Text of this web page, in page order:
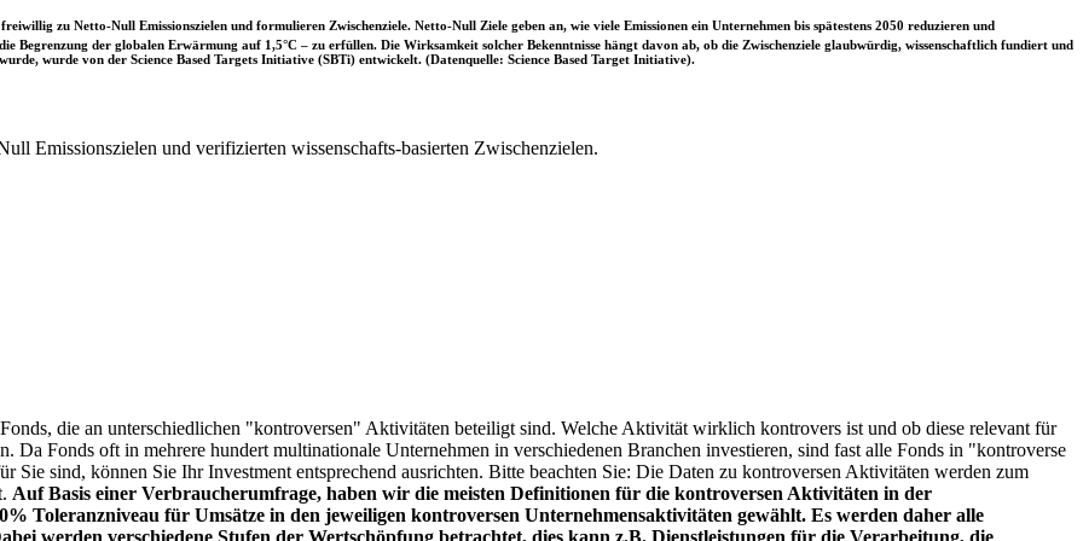
zu Netto-Null Emissionszielen und formulieren Zwischenziele. Netto-Null Ziele geben an, wie viele Emissionen ein Unternehmen bis spätestens 2050 reduzieren und
Begrenzung der globalen Erwärmung auf 1,5°C – zu erfüllen. Die Wirksamkeit solcher Bekenntnisse hängt davon ab, ob die Zwischenziele glaubwürdig, wissenschaftlich fundiert und
wurde von der Science Based Targets Initiative (SBTi) entwickelt. (Datenquelle: Science Based Target Initiative).
Emissionszielen und verifizierten wissenschafts-basierten Zwischenzielen.
die an unterschiedlichen "kontroversen" Aktivitäten beteiligt sind. Welche Aktivität wirklich kontrovers ist und ob diese relevant für
Da Fonds oft in mehrere hundert multinationale Unternehmen in verschiedenen Branchen investieren, sind fast alle Fonds in "kontroverse
sind, können Sie Ihr Investment entsprechend ausrichten. Bitte beachten Sie: Die Daten zu kontroversen Aktivitäten werden zum
Auf Basis einer Verbraucherumfrage, haben wir die meisten Definitionen für die kontroversen Aktivitäten in der
Toleranzniveau für Umsätze in den jeweiligen kontroversen Unternehmensaktivitäten gewählt. Es werden daher alle
werden verschiedene Stufen der Wertschöpfung betrachtet, dies kann z.B. Dienstleistungen für die Verarbeitung, die